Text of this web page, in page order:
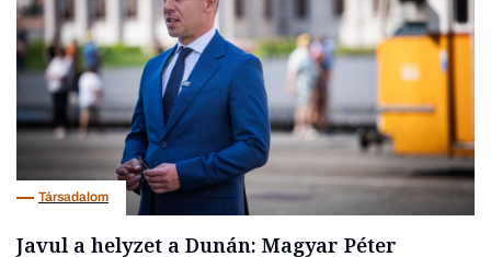
Társadalom
Javul a helyzet a Dunán: Magyar Péter